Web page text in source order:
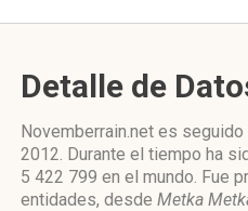
Detalle de
Novemberrain.net es
2012. Durante el tiempo ha
5 422 799 en el mundo. Fue
entidades, desde Metka